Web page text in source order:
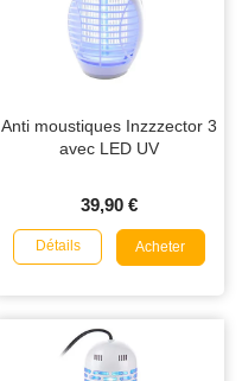
Anti moustiques Inzzzector 3
avec LED UV
39,90 €
Détails Acheter